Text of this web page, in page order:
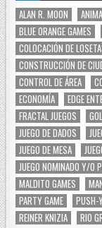
ALAN R. MOON
BLUE ORANGE GAMES
COLOCACIÓN DE
CONSTRUCCIÓN DE
CONTROL DE ÁREA
ECONOMÍA
EDGE
FRACTAL JUEGOS
JUEGO DE DADOS
JUEGO DE MESA
JUEGO NOMINADO Y/O
MALDITO GAMES
PARTY GAME
PUSH-
REINER KNIZIA
RIO